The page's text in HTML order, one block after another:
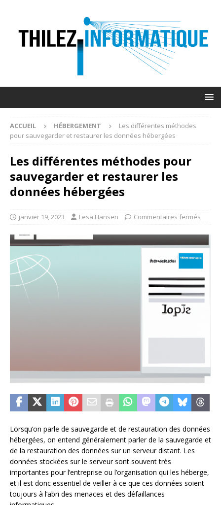
ACCUEIL HÉBERGEMENT
Les différentes méthodes
pour sauvegarder et restaurer les données hébergées
Les différentes méthodes pour
sauvegarder et restaurer les
données hébergées
janvier 19, 2023 Lesa Hansen Commentaires fermés
Lorsqu’on parle de sauvegarde et de restauration des données
hébergées, on entend généralement parler de la sauvegarde et
de la restauration des données sur un serveur distant. Les
données stockées sur le serveur sont souvent très
importantes pour l’entreprise ou l’organisation qui les héberge,
et il est donc essentiel de veiller à ce que ces données soient
toujours à l’abri des menaces et des défaillances